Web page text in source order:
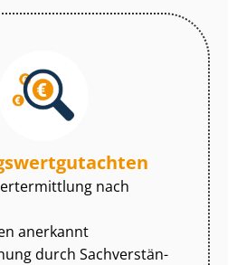
nach
anerkannt
durch Sach­ver­stän­